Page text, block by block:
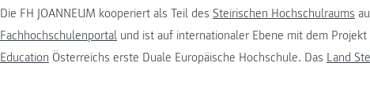
Die FH JOANNEUM kooperiert als Teil des Steirischen Hochschulraums
Fachhochschulenportal und ist auf internationaler Ebene mit dem Projekt
Education Österreichs erste Duale Europäische Hochschule. Das Land